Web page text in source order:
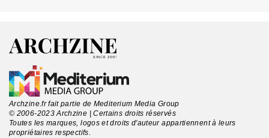
Archzine.fr fait partie de Mediterium Media Group
© 2006-2023 Archzine | Certains droits réservés
Toutes les marques, logos et droits d'auteur appartiennent à leurs
propriétaires respectifs.